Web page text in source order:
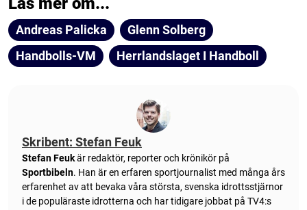
Andreas Palicka
Glenn Solberg
Handbolls-VM
Herrlandslaget I Handboll
Skribent: Stefan Feuk
Stefan Feukär redaktör, reporter och krönikör på
Sportbibeln. Han är en erfaren sportjournalist med många års
erfarenhet av att bevaka våra största, svenska idrottsstjärnor
i de populäraste idrotterna och har tidigare jobbat på TV4:s